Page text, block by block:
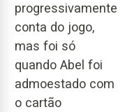
progressivamente
conta do jogo,
mas foi só
quando Abel foi
admoestado com
o cartão